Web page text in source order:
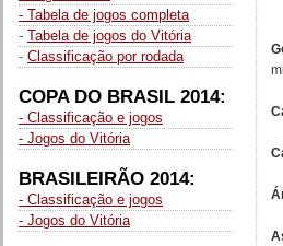
- Tabela de jogos completa
- Tabela de jogos do Vitória
- Classificação por rodada
COPA DO BRASIL 2014:
- Classificação e jogos
- Jogos do Vitória
BRASILEIRÃO 2014:
- Classificação e jogos
- Jogos do Vitória